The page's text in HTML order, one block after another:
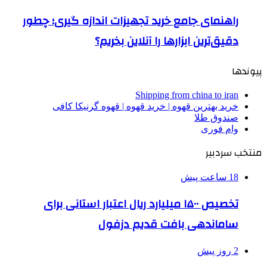
راهنمای جامع خرید تجهیزات اندازه گیری؛ چطور
دقیق‌ترین ابزارها را آنلاین بخریم؟
پیوندها
Shipping from china to iran
خرید بهترین قهوه | خرید قهوه | قهوه گرنیکا کافی
صندوق طلا
وام فوری
منتخب سردبیر
18 ساعت پیش
تخصیص ۱۵۰۰ میلیارد ریال اعتبار استانی برای
ساماندهی بافت قدیم دزفول
2 روز پیش